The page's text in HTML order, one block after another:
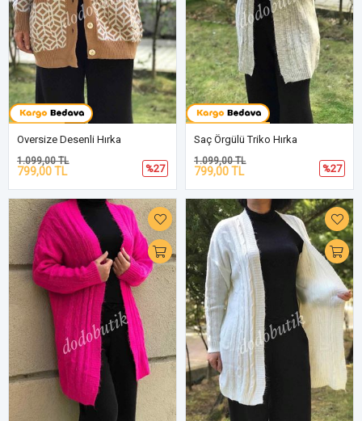
Oversize Desenli Hırka
799,00 TL
1.099,00 TL
%27
Saç Örgülü Triko Hırka
799,00 TL
1.099,00 TL
%27